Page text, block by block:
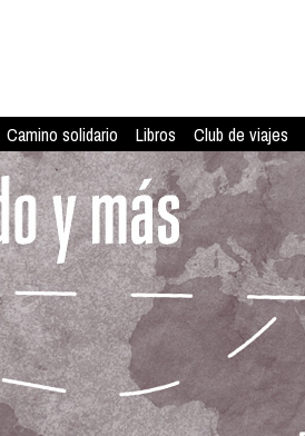
Camino solidario Libros Club de viajes